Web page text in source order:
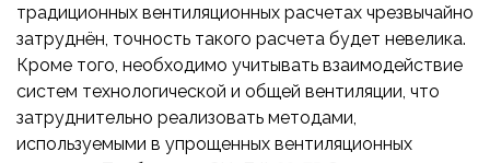
традиционных вентиляционных расчетах чрезвычайно
затруднён, точность такого расчета будет невелика.
Кроме того, необходимо учитывать взаимодействие
систем технологической и общей вентиляции, что
затруднительно реализовать методами,
используемыми в упрощенных вентиляционных